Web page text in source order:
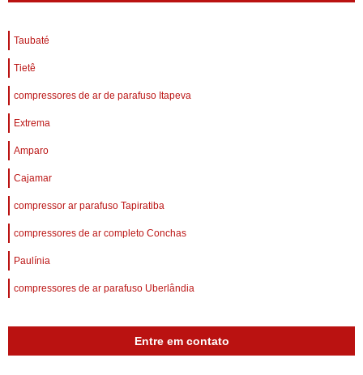
Taubaté
Tietê
compressores de ar de parafuso Itapeva
Extrema
Amparo
Cajamar
compressor ar parafuso Tapiratiba
compressores de ar completo Conchas
Paulínia
compressores de ar parafuso Uberlândia
Entre em contato